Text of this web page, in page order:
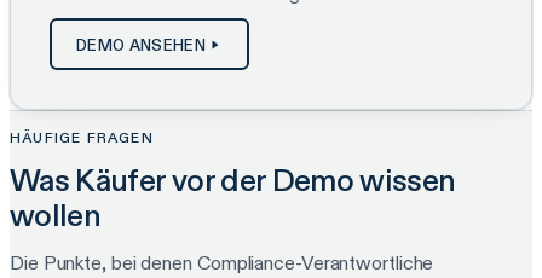
DEMO ANSEHEN
HÄUFIGE FRAGEN
Was Käufer vor der Demo wissen
wollen
Die Punkte, bei denen Compliance-Verantwortliche